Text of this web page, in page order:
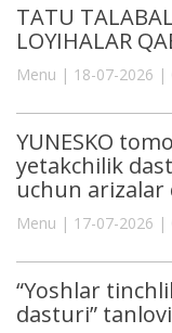
TATU
LOYIHALAR
Menu | 18-07-2026 |
YUNESKO
yetakchilik
uchun arizalar
Menu | 17-07-2026 |
“Yoshlar
dasturi”